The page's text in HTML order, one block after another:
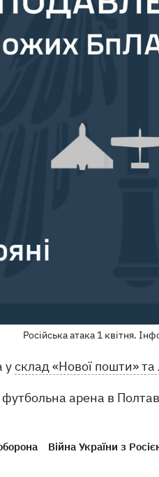
Російська атака 1 квітня.
усклад «Нової пошти» та
арена в
Війна України з